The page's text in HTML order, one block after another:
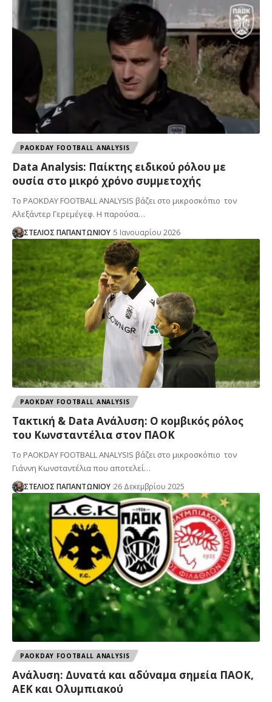
PAOKDAY FOOTBALL ANALYSIS
Data Αnalysis: Παίκτης ειδικού ρόλου με
ουσία στο μικρό χρόνο συμμετοχής
Το PAOKDAY FOOTBALL ANALYSIS βάζει στο μικροσκόπιο τον
Αλεξάντερ Γερεμέγεφ. Η παρούσα…
ΣΤΕΛΙΟΣ ΠΑΠΑΝΤΩΝΙΟΥ 5 Ιανουαρίου 2026
PAOKDAY FOOTBALL ANALYSIS
Τακτική & Data Ανάλυση: Ο κομβικός ρόλος
του Κωνσταντέλια στον ΠΑΟΚ
Το PAOKDAY FOOTBALL ANALYSIS βάζει στο μικροσκόπιο τον
Γιάννη Κωνσταντέλια που αποτελεί…
ΣΤΕΛΙΟΣ ΠΑΠΑΝΤΩΝΙΟΥ 26 Δεκεμβρίου 2025
PAOKDAY FOOTBALL ANALYSIS
Ανάλυση: Δυνατά και αδύναμα σημεία ΠΑΟΚ,
ΑΕΚ και Ολυμπιακού